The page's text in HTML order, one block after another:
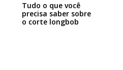
Tudo o que você
precisa saber sobre
o corte longbob